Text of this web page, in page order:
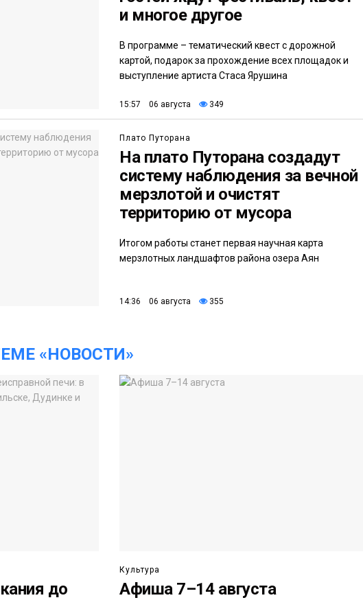
и многое другое
В программе – тематический квест с дорожной
картой, подарок за прохождение всех площадок и
выступление артиста Стаса Ярушина
15:57 06 августа 349
Плато Путорана
На плато Путорана создадут
систему наблюдения за вечной
мерзлотой и очистят
территорию от мусора
Итогом работы станет первая научная карта
мерзлотных ландшафтов района озера Аян
14:36 06 августа 355
«НОВОСТИ»
до
Культура
Афиша 7–14 августа